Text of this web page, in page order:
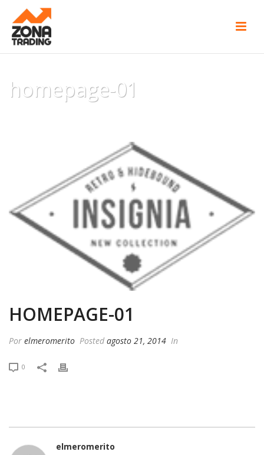
homepage-01
HOMEPAGE-01
Por elmeromerito Posted agosto 21, 2014 In
0
elmeromerito